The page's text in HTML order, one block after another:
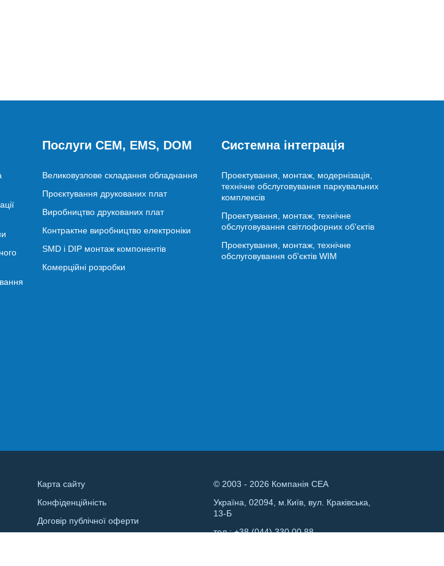
Послуги CEM, EMS, DOM
Великовузлове складання обладнання
Проєктування друкованих плат
Виробництво друкованих плат
Контрактне виробництво електроніки
SMD і DIP монтаж компонентів
Комерційні розробки
Системна інтеграція
Проектування, монтаж, модернізація,
технічне обслуговування паркувальних
комплексів
Проектування, монтаж, технічне
обслуговування світлофорних об'єктів
Проектування, монтаж, технічне
обслуговування об'єктів WIM
Карта сайту
Конфіденційність
Договір публічної оферти
© 2003 - 2026 Компанія СЕА
Україна, 02094, м.Київ, вул. Краківська,
13-Б
тел.:+38 (044) 330 00 88